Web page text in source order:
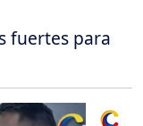
fuertes para